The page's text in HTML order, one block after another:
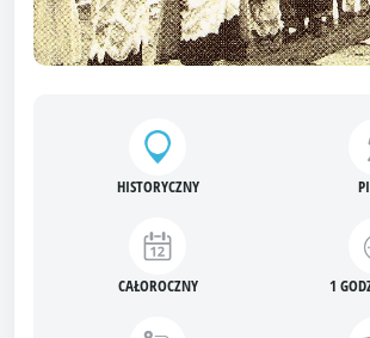
HISTORYCZNY
CAŁOROCZNY 1